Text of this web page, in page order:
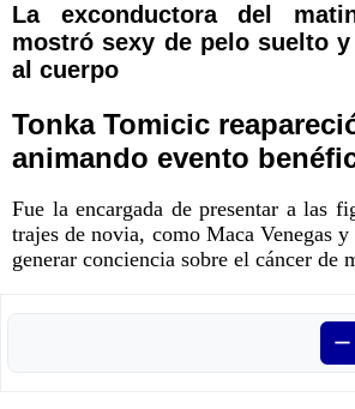
La exconductora del
mostró sexy de pelo suelto
al cuerpo
Tonka Tomicic
animando evento
Fue la encargada de presentar a las
trajes de novia, como Maca Venegas y
generar conciencia sobre el cáncer de